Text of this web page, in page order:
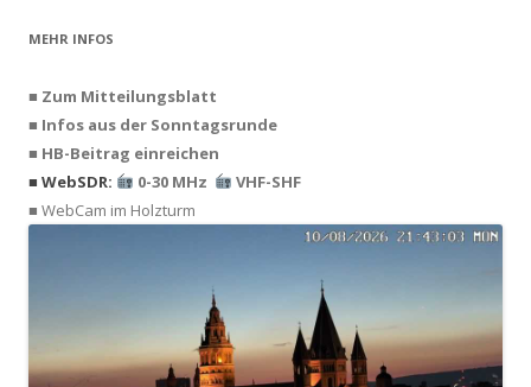
MEHR INFOS
■ Zum Mitteilungsblatt
■ Infos aus der Sonntagsrunde
■ HB-Beitrag einreichen
■ WebSDR:
0-30 MHz
VHF-SHF
■ WebCam im Holzturm